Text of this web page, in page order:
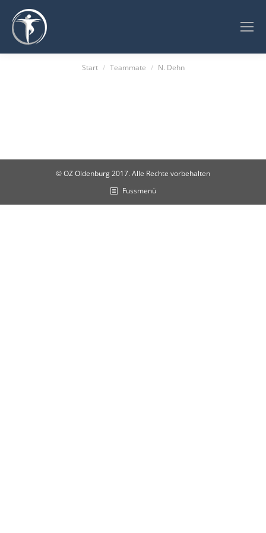
Start Teammate N. Dehn
© OZ Oldenburg 2017. Alle Rechte vorbehalten
Fussmenü